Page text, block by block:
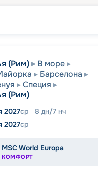
(Рим)
В море
Барселона
Специя
(Рим)
2027ср 8 дн/7 нч
2027ср
MSC World Europa
КОМФОРТ